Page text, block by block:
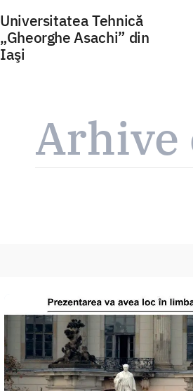
Universitatea Tehnică
„Gheorghe Asachi” din
Iaşi
Arhive